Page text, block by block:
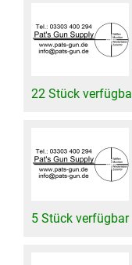
22 Stück
5 Stück verfügbar